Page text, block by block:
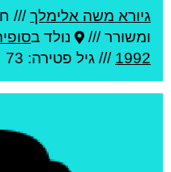
גיורא משה אלימלך///
ומשורר ///
נולד ב
1992 /// גיל פטירה: 73